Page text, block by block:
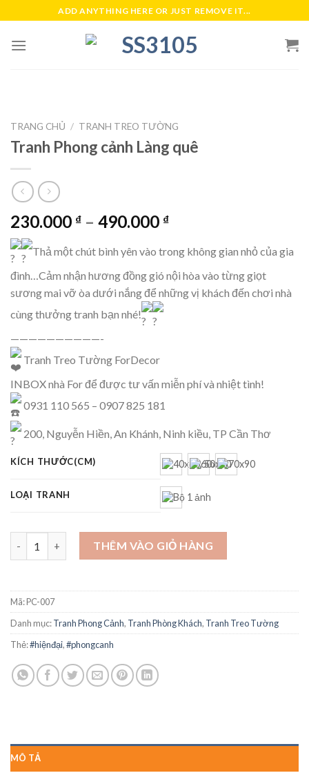
to
content
ADD ANYTHING HERE OR JUST REMOVE IT...
TRANG CHỦ / TRANH TREO TƯỜNG
Tranh Phong cảnh Làng quê
230.000 ₫ – 490.000 ₫
Thả một chút bình yên vào trong không gian nhỏ của gia
đình…Cảm nhận hương đồng gió nội hòa vào từng giọt
sương mai vỡ òa dưới nắng để những vị khách đến chơi nhà
cùng thưởng tranh bạn nhé!
——————————-
Tranh Treo Tường ForDecor
INBOX nhà For để được tư vấn miễn phí và nhiệt tình!
0931 110 565 – 0907 825 181
200, Nguyễn Hiền, An Khánh, Ninh kiều, TP Cần Thơ
KÍCH THƯỚC(CM)
LOẠI TRANH
Tranh Phong cảnh Làng quê số lượng
THÊM VÀO GIỎ HÀNG
Mã:PC-007
Danh mục:Tranh Phong Cảnh, Tranh Phòng Khách, Tranh Treo Tường
Thẻ:#hiệnđại,#phongcanh
MÔ TẢ